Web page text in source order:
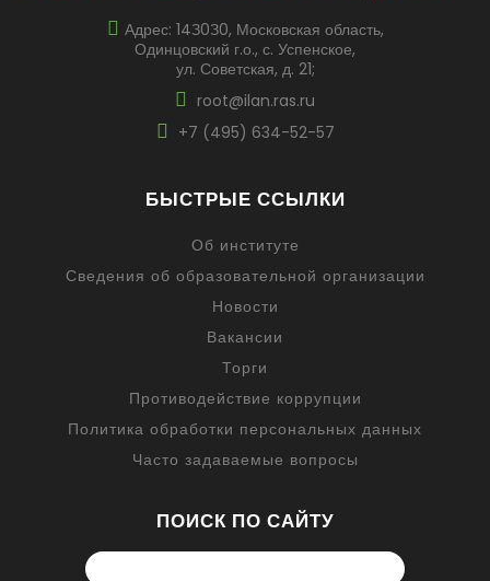
Адрес: 14З0З0, Московская область,
Одинцовский г.о., с. Успенское,
ул. Советская, д. 21;
root@ilan.ras.ru
+7 (495) 634-52-57
БЫСТРЫЕ ССЫЛКИ
Об институте
Сведения об образовательной организации
Новости
Вакансии
Торги
Противодействие коррупции
Политика обработки персональных данных
Часто задаваемые вопросы
ПОИСК ПО САЙТУ